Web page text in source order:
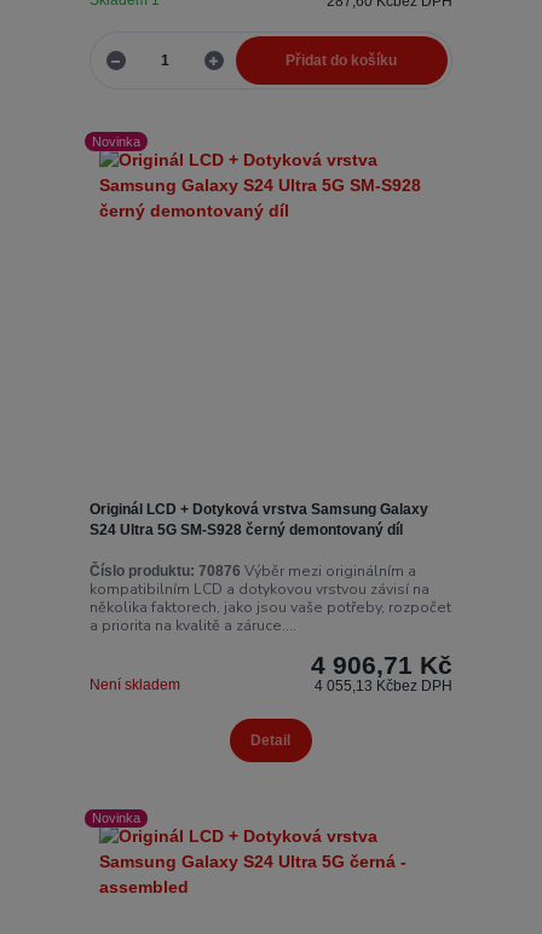
Přidat do košíku
Novinka
Originál LCD + Dotyková vrstva Samsung Galaxy
S24 Ultra 5G SM-S928 černý demontovaný díl
Číslo produktu: 70876 Výběr mezi originálním a
kompatibilním LCD a dotykovou vrstvou závisí na
několika faktorech, jako jsou vaše potřeby, rozpočet
a priorita na kvalitě a záruce....
4 906,71 Kč
4 055,13 Kčbez DPH
Není skladem
Detail
Novinka